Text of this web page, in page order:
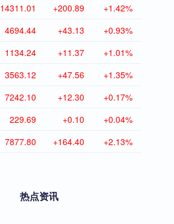
14311.01 +200.89 +1.42%
4694.44 +43.13 +0.93%
1134.24 +11.37 +1.01%
3563.12 +47.56 +1.35%
7242.10 +12.30 +0.17%
229.69 +0.10 +0.04%
7877.80 +164.40 +2.13%
热点资讯